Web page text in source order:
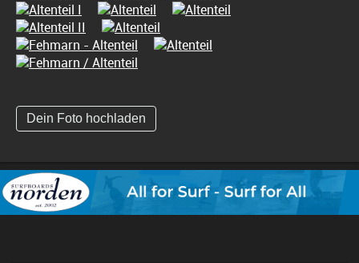
Dein Foto hochladen